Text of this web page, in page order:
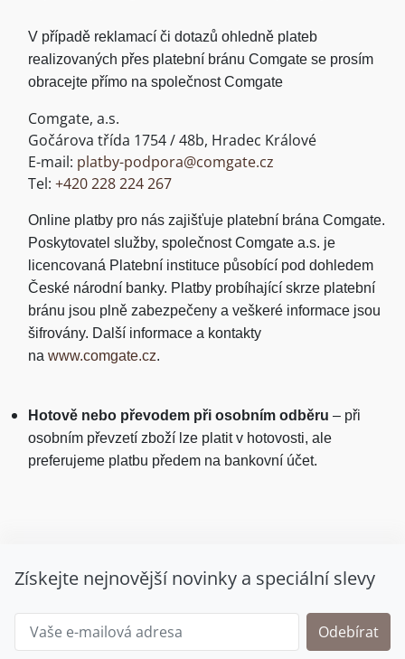
V případě reklamací či dotazů ohledně plateb
realizovaných přes platební bránu Comgate se prosím
obracejte přímo na společnost Comgate
Comgate, a.s.
Gočárova třída 1754 / 48b, Hradec Králové
E-mail: platby-podpora@comgate.cz
Tel:+420 228 224 267
Online platby pro nás zajišťuje platební brána Comgate.
Poskytovatel služby, společnost Comgate a.s. je
licencovaná Platební instituce působící pod dohledem
České národní banky. Platby probíhající skrze platební
bránu jsou plně zabezpečeny a veškeré informace jsou
šifrovány. Další informace a kontakty
nawww.comgate.cz.
Hotově nebo převodem při osobním odběru – při
osobním převzetí zboží lze platit v hotovosti, ale
preferujeme platbu předem na bankovní účet.
Získejte nejnovější novinky a speciální slevy